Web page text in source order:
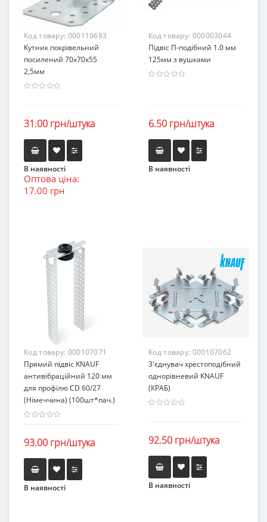
Код товару: 000110683
Кутник покрівельний
посилений 70х70х55
2,5мм
31.00 грн/штука
В наявності
Оптова ціна:
17.00 грн
Код товару: 000003044
Підвіс П-подібний 1.0 мм
125мм з вушками
6.50 грн/штука
В наявності
Код товару: 000107071
Прямий підвіс KNAUF
антивібраційний 120 мм
для профілю CD 60/27
(Німеччина) (100шт*пач.)
93.00 грн/штука
В наявності
Код товару: 000107062
З'єднувач хрестоподібний
однорівневий KNAUF
(КРАБ)
92.50 грн/штука
В наявності